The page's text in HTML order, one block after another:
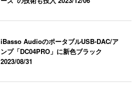
iBasso AudioのポータブルUSB-DAC/ア
ンプ「DC04PRO」に新色ブラック
2023/08/31